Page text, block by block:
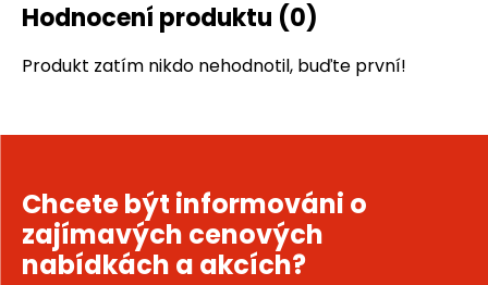
Hodnocení produktu (0)
Produkt zatím nikdo nehodnotil, buďte první!
Chcete být informováni o
zajímavých cenových
nabídkách a akcích?